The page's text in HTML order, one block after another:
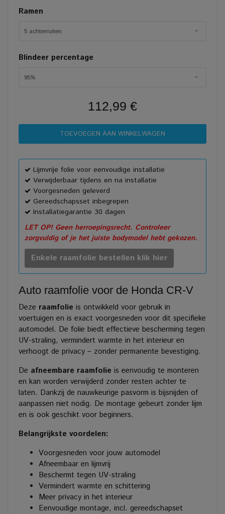
Ramen
5 achterruiten
Blindeer percentage
95%
112,99 €
Lijmvrije folie voor eenvoudige installatie
Verwijderbaar tijdens en na installatie
Voorgesneden geleverd
Gereedschapsset inbegrepen
Installatiegarantie 30 dagen
LET OP! Geen herroepingsrecht. Controleer
zorgvuldig of je het juiste bodymodel hebt gekozen.
Enkele raamfolie bestellen klik hier
Auto raamfolie voor de Honda CR-V
Deze raamfolie is ontwikkeld voor gebruik in
voertuigen en is exact voorgesneden voor dit specifieke
automodel. De folie biedt effectieve bescherming tegen
UV-straling, vermindert warmte in het interieur en
verhoogt de privacy – zonder permanente bevestiging.
De afneembare raamfolie is eenvoudig te monteren
en kan worden verwijderd zonder resten achter te
laten. Dankzij de nauwkeurige pasvorm is bijsnijden of
aanpassen niet nodig. De montage gebeurt zonder lijm
en is ook geschikt voor beginners.
Belangrijkste voordelen:
Voorgesneden voor jouw automodel
Afneembaar en lijmvrij
Beschermt tegen UV-straling
Vermindert warmte en schittering
Meer privacy in het interieur
Eenvoudige montage, incl. gereedschapset